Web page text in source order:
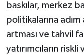
baskılar, merkez
politikalarına
artması ve tahvil
yatırımcıların